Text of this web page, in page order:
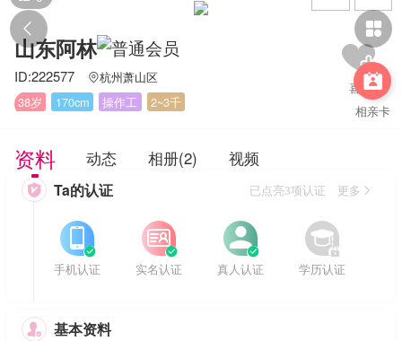
 

相亲卡
山东阿林
ID:222577 杭州萧山区
38岁
170cm 操作工 2~3千
资料 动态 相册(2) 视频
 Ta的认证 已点亮3项认证 更多


手机认证


实名认证


真人认证


学历认证
 基本资料